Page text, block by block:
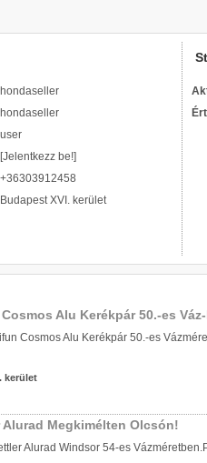
hondaseller
hondaseller
user
[Jelentkezz be!]
+36303912458
Budapest XVI. kerület
Alu Kerékpár 50.-es
Cosmos Alu Kerékpár 50.-es
kerület
Megkimélten Olcsón!
Alurad Windsor 54-es